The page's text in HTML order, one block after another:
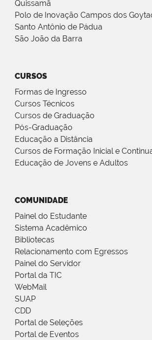
Quissamã
Polo de Inovação Campos dos
Santo Antônio de Pádua
São João da Barra
CURSOS
Formas de Ingresso
Cursos Técnicos
Cursos de Graduação
Pós-Graduação
Educação a Distância
Cursos de Formação Inicial e
Educação de Jovens e Adultos
COMUNIDADE
Painel do Estudante
Sistema Acadêmico
Bibliotecas
Relacionamento com Egressos
Painel do Servidor
Portal da TIC
WebMail
SUAP
CDD
Portal de Seleções
Portal de Eventos